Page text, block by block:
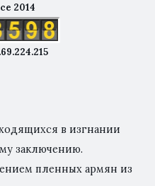
2014
в изгнании
заключению.
пленных армян из